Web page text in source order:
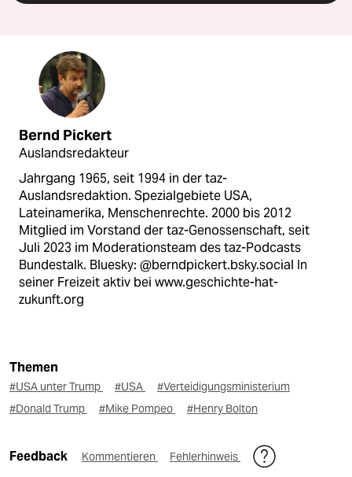
Bernd Pickert
Auslandsredakteur
Jahrgang 1965, seit 1994 in der taz-
Auslandsredaktion. Spezialgebiete USA,
Lateinamerika, Menschenrechte. 2000 bis 2012
Mitglied im Vorstand der taz-Genossenschaft, seit
Juli 2023 im Moderationsteam des taz-Podcasts
Bundestalk. Bluesky: @berndpickert.bsky.social In
seiner Freizeit aktiv bei www.geschichte-hat-
zukunft.org
Themen
#USA unter Trump #USA
#Verteidigungsministerium
#Donald Trump
#Mike Pompeo #Henry Bolton
Feedback Kommentieren Fehlerhinweis